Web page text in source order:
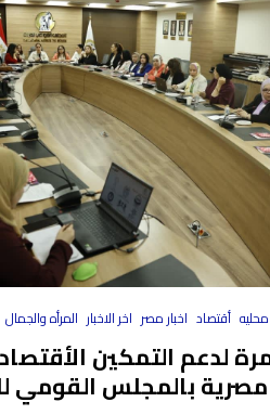
محليه أقتصاد اخبار مصر اخر الاخبار المرأه والجمال
لدعم التمكين
مصرية بالمجلس القومي